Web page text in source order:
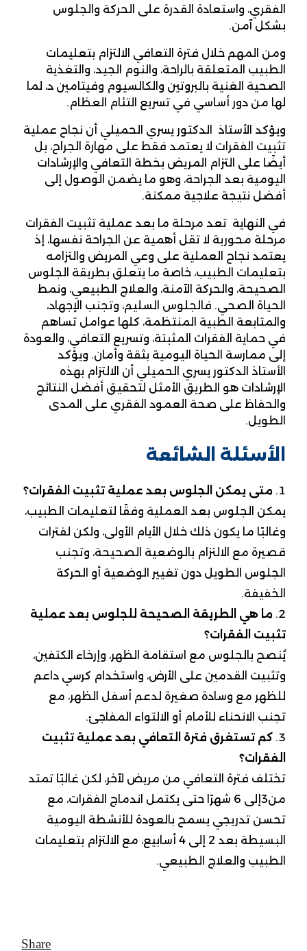
الفقري، واستعادة القدرة على الحركة والجلوس
بشكل آمن.
ومن المهم خلال فترة التعافي الالتزام بتعليمات
الطبيب المتعلقة بالراحة، والنوم الجيد، والتغذية
الصحية الغنية بالبروتين والكالسيوم وفيتامين د، لما
لها من دور أساسي في تسريع التئام العظام.
ويؤكد الأستاذ الدكتور يسري الحميلي أن نجاح عملية
تثبيت الفقرات لا يعتمد فقط على مهارة الجراح، بل
أيضًا على التزام المريض بخطة التعافي والإرشادات
اليومية بعد الجراحة، وهو ما يضمن الوصول إلى
أفضل نتيجة علاجية ممكنة.
في النهاية تعد مرحلة ما بعد عملية تثبيت الفقرات
مرحلة محورية لا تقل أهمية عن الجراحة نفسها، إذ
يعتمد نجاح العملية على وعي المريض والتزامه
بتعليمات الطبيب، خاصة ما يتعلق بطريقة الجلوس
الصحيحة، والحركة الآمنة، والعلاج الطبيعي، ونمط
الحياة الصحي. فالجلوس السليم، وتجنب الإجهاد،
والمتابعة الطبية المنتظمة، كلها عوامل تساهم
في حماية الفقرات المثبتة، وتسريع التعافي، والعودة
إلى ممارسة الحياة اليومية بثقة وأمان. ويؤكد
الأستاذ الدكتور يسري الحميلي أن الالتزام بهذه
الإرشادات هو الطريق الأمثل لتحقيق أفضل النتائج
والحفاظ على صحة العمود الفقري على المدى
الطويل.
الأسئلة الشائعة
متى يمكن الجلوس بعد عملية تثبيت الفقرات؟
يمكن الجلوس بعد العملية وفقًا لتعليمات الطبيب،
وغالبًا ما يكون ذلك خلال الأيام الأولى، ولكن لفترات
قصيرة مع الالتزام بالوضعية الصحيحة، وتجنب
الجلوس الطويل دون تغيير الوضعية أو الحركة
الخفيفة.
ما هي الطريقة الصحيحة للجلوس بعد عملية
تثبيت الفقرات؟
يُنصح بالجلوس مع استقامة الظهر، وإرخاء الكتفين،
وتثبيت القدمين على الأرض، واستخدام كرسي داعم
للظهر مع وسادة صغيرة لدعم أسفل الظهر، مع
تجنب الانحناء للأمام أو الالتواء المفاجئ.
كم تستغرق فترة التعافي بعد عملية تثبيت
الفقرات؟
تختلف فترة التعافي من مريض لآخر، لكن غالبًا تمتد
من3إلى 6 شهرًا حتى يكتمل اندماج الفقرات، مع
تحسن تدريجي يسمح بالعودة للأنشطة اليومية
البسيطة بعد 2 إلى 4 أسابيع، مع الالتزام بتعليمات
الطبيب والعلاج الطبيعي.